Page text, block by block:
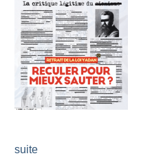
suite